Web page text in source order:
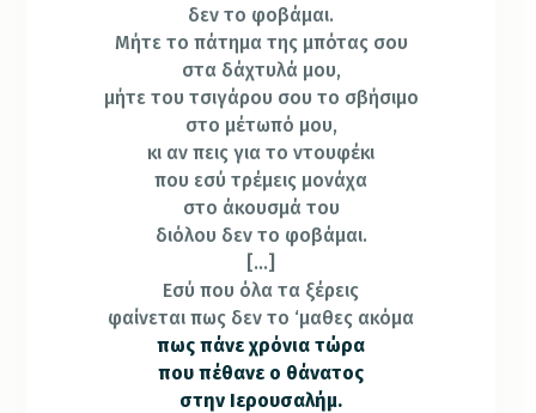
δεν το φοβάμαι.
Μήτε το πάτημα της μπότας σου
στα δάχτυλά μου,
μήτε του τσιγάρου σου το σβήσιμο
στο μέτωπό μου,
κι αν πεις για το ντουφέκι
που εσύ τρέμεις μονάχα
στο άκουσμά του
διόλου δεν το φοβάμαι.
[…]
Εσύ που όλα τα ξέρεις
φαίνεται πως δεν το ‘μαθες ακόμα
πως πάνε χρόνια τώρα
που πέθανε ο θάνατος
στην Ιερουσαλήμ.